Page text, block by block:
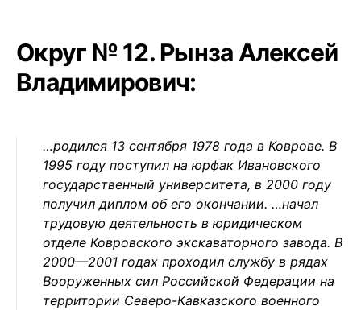
Округ № 12. Рынза Алексей
Владимирович:
…родился 13 сентября 1978 года в Коврове. В
1995 году поступил на юрфак Ивановского
государственный университета, в 2000 году
получил диплом об его окончании. …начал
трудовую деятельность в юридическом
отделе Ковровского экскаваторного завода. В
2000—2001 годах проходил службу в рядах
Вооруженных сил Российской Федерации на
территории Северо-Кавказского военного